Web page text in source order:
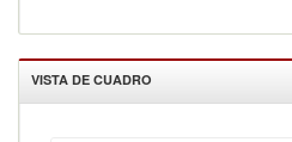
VISTA DE CUADRO